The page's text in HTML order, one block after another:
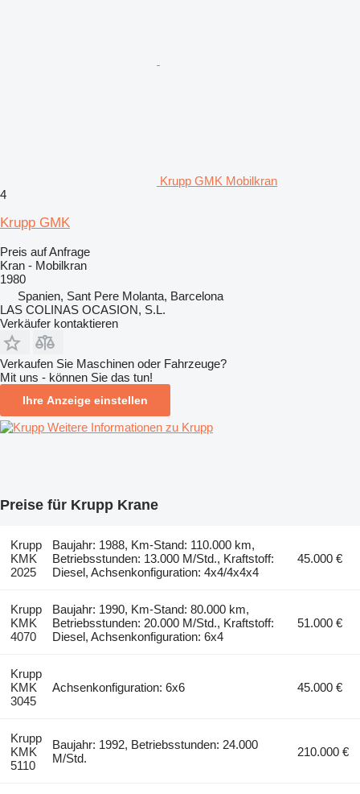
Krupp GMK Mobilkran
4
Krupp GMK
Preis auf Anfrage
Kran - Mobilkran
1980
Spanien, Sant Pere Molanta, Barcelona
LAS COLINAS OCASION, S.L.
Verkäufer kontaktieren
Verkaufen Sie Maschinen oder Fahrzeuge?
Mit uns - können Sie das tun!
Ihre Anzeige einstellen
Weitere Informationen zu Krupp
Preise für Krupp Krane
Krupp
KMK
2025
Baujahr: 1988, Km-Stand: 110.000 km,
Betriebsstunden: 13.000 M/Std., Kraftstoff:
Diesel, Achsenkonfiguration: 4x4/4x4x4
45.000 €
Krupp
KMK
4070
Baujahr: 1990, Km-Stand: 80.000 km,
Betriebsstunden: 20.000 M/Std., Kraftstoff:
Diesel, Achsenkonfiguration: 6x4
51.000 €
Krupp
KMK
3045
Achsenkonfiguration: 6x6 45.000 €
Krupp
KMK
5110
Baujahr: 1992, Betriebsstunden: 24.000
M/Std.
210.000 €